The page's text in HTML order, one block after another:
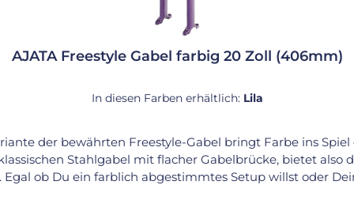
AJATA Freestyle Gabel farbig 20 Zoll (406mm)
In diesen Farben erhältlich: Lila
der bewährten Freestyle-Gabel bringt Farbe ins
Stahlgabel mit flacher Gabelbrücke, bietet
ob Du ein farblich abgestimmtes Setup willst oder